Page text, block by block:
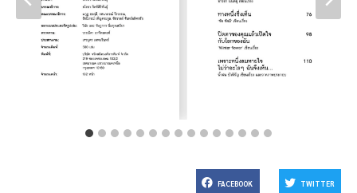
FACEBOOK TWITTER